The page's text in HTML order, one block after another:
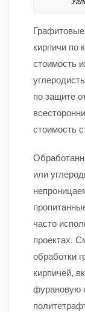
кирпичи по
стоимость
по защите
стоимость
или
часто
проектах.
обработки
кирпичей,
фурановую